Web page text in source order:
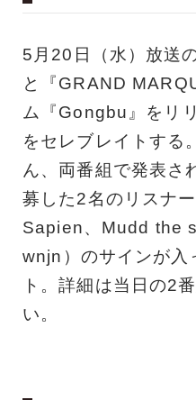
5月20日（水）放送
と『GRAND
ム『Gongbu』をリ
をセレブレイトする
ん、両番組で発表さ
募した2名のリスナ
Sapien、Mudd the
wnjn）のサインが入
ト。詳細は当日の2
い。